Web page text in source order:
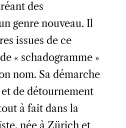
des
genre nouveau. Il
issues de ce
« schadogramme »
nom. Sa démarche
de détournement
à fait dans la